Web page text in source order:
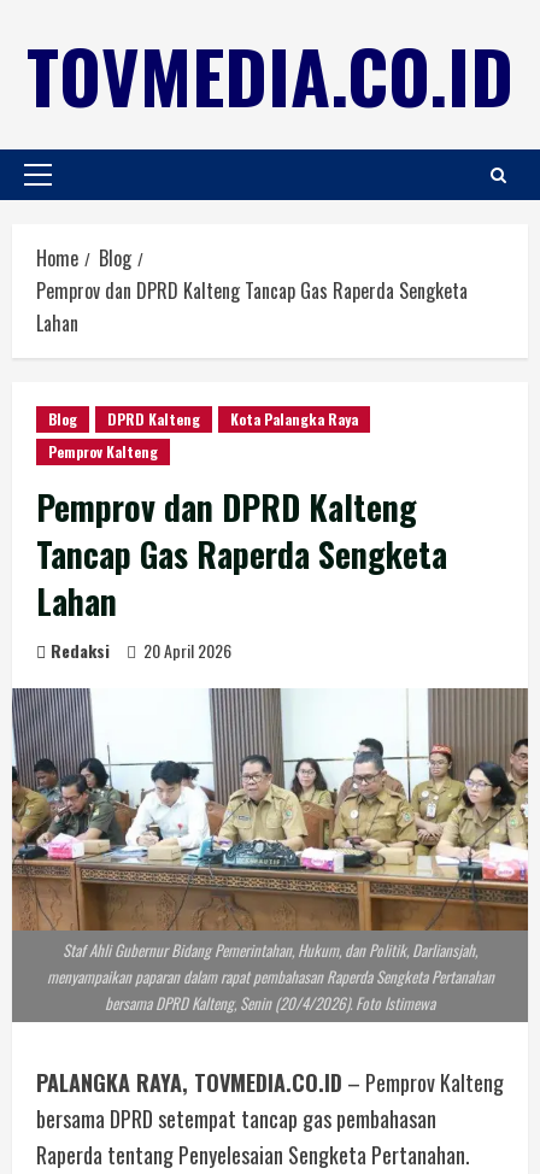
TOVMEDIA.CO.ID
Home
Blog
Pemprov dan DPRD Kalteng Tancap Gas Raperda Sengketa
Lahan
Blog DPRD Kalteng
Kota Palangka Raya
Pemprov Kalteng
Pemprov dan DPRD Kalteng
Tancap Gas Raperda Sengketa
Lahan
Redaksi 20 April 2026
Staf Ahli Gubernur Bidang Pemerintahan, Hukum, dan Politik, Darliansjah,
menyampaikan paparan dalam rapat pembahasan Raperda Sengketa Pertanahan
bersama DPRD Kalteng, Senin (20/4/2026). Foto Istimewa
PALANGKA RAYA, TOVMEDIA.CO.ID – Pemprov Kalteng
bersama DPRD setempat tancap gas pembahasan
Raperda tentang Penyelesaian Sengketa Pertanahan.